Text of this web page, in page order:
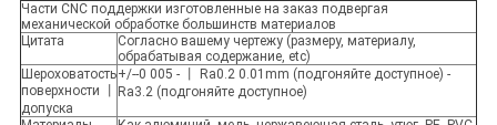
Части CNC поддержки изготовленные на заказ подвергая
механической обработке большинств материалов
Цитата
Согласно вашему чертежу (размеру, материалу,
обрабатывая содержание, etc)
Шероховатость
поверхности 丨
допуска
+/--0 005 - 丨 Ra0.2 0.01mm (подгоняйте доступное) -
Ra3.2 (подгоняйте доступное)